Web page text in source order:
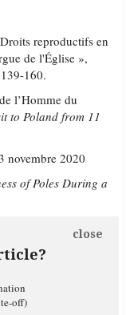
reproductifs en
de l'Église »,
160.
l’Homme du
to Poland from 11
novembre 2020
of Poles During a
close
off)